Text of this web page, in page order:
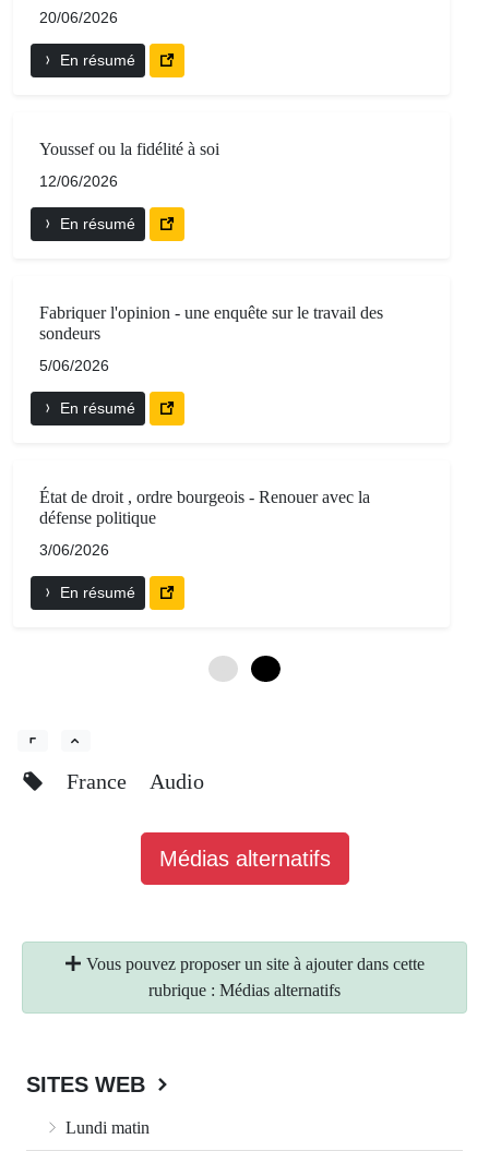
20/06/2026
En résumé
Youssef ou la fidélité à soi
12/06/2026
En résumé
Fabriquer l'opinion - une enquête sur le travail des
sondeurs
5/06/2026
En résumé
État de droit , ordre bourgeois - Renouer avec la
défense politique
3/06/2026
En résumé
France Audio
Médias alternatifs
Vous pouvez proposer un site à ajouter dans cette
rubrique : Médias alternatifs
SITES WEB
Lundi matin